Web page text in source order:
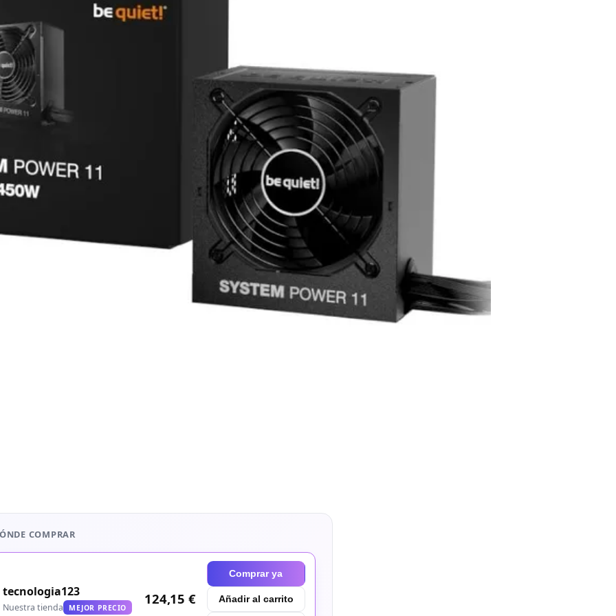
COMPRAR
tecnologia123
Nuestra tienda MEJOR PRECIO
124,15 €
Comprar ya
Añadir al carrito